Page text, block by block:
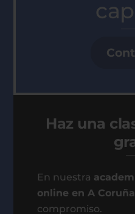
Haz una
En nuestra
online en A Coruña
compromiso.